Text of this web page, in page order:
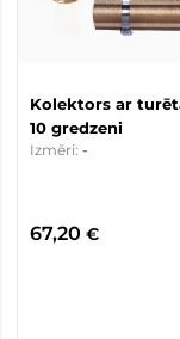
Kolektors ar
10 gredzeni
Izmēri: -
67,20 €